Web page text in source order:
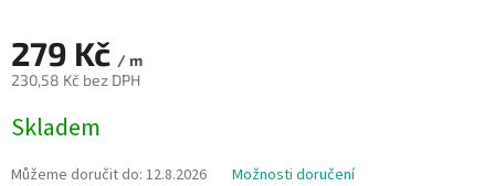
279 Kč / m
230,58 Kč bez DPH
cena:
Skladem
Můžeme doručit do: 12.8.2026 Možnosti doručení